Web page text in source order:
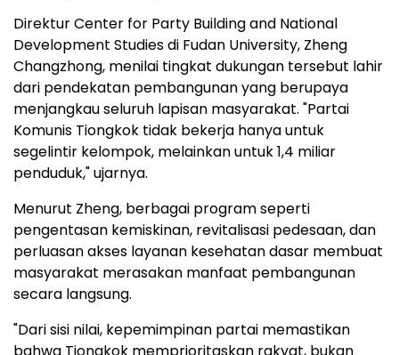
Direktur Center for Party Building and National
Development Studies di Fudan University, Zheng
Changzhong, menilai tingkat dukungan tersebut lahir
dari pendekatan pembangunan yang berupaya
menjangkau seluruh lapisan masyarakat. "Partai
Komunis Tiongkok tidak bekerja hanya untuk
segelintir kelompok, melainkan untuk 1,4 miliar
penduduk," ujarnya.
Menurut Zheng, berbagai program seperti
pengentasan kemiskinan, revitalisasi pedesaan, dan
perluasan akses layanan kesehatan dasar membuat
masyarakat merasakan manfaat pembangunan
secara langsung.
"Dari sisi nilai, kepemimpinan partai memastikan